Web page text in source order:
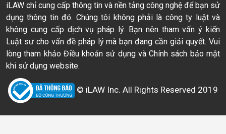
iLAW chỉ cung cấp thông tin và nền tảng công nghệ để bạn sử
dụng thông tin đó. Chúng tôi không phải là công ty luật và
không cung cấp dịch vụ pháp lý. Bạn nên tham vấn ý kiến
Luật sư cho vấn đề pháp lý mà bạn đang cần giải quyết. Vui
lòng tham khảo Điều khoản sử dụng và Chính sách bảo mật
khi sử dụng website.
© iLAW Inc. All Rights Reserved 2019